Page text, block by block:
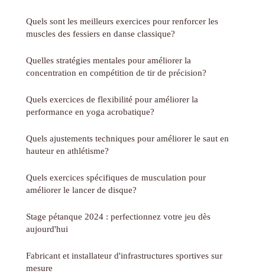
Quels sont les meilleurs exercices pour renforcer les
muscles des fessiers en danse classique?
Quelles stratégies mentales pour améliorer la
concentration en compétition de tir de précision?
Quels exercices de flexibilité pour améliorer la
performance en yoga acrobatique?
Quels ajustements techniques pour améliorer le saut en
hauteur en athlétisme?
Quels exercices spécifiques de musculation pour
améliorer le lancer de disque?
Stage pétanque 2024 : perfectionnez votre jeu dès
aujourd'hui
Fabricant et installateur d'infrastructures sportives sur
mesure